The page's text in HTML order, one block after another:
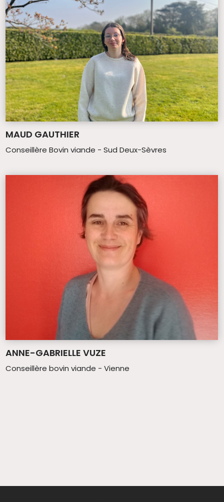
MAUD GAUTHIER
Conseillère Bovin viande - Sud Deux-Sèvres
ANNE-GABRIELLE VUZE
Conseillère bovin viande - Vienne